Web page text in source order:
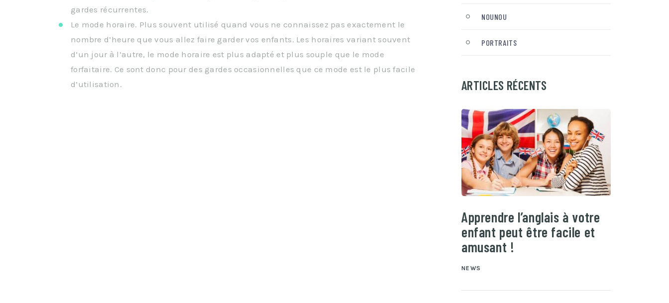
gardes récurrentes.
Le mode horaire. Plus souvent utilisé quand vous ne connaissez pas exactement le
nombre d’heure que vous allez faire garder vos enfants. Les horaires variant souvent
d’un jour à l’autre, le mode horaire est plus adapté et plus souple que le mode
forfaitaire. Ce sont donc pour des gardes occasionnelles que ce mode est le plus facile
d’utilisation.
NOUNOU
PORTRAITS
ARTICLES RÉCENTS
Apprendre l’anglais à votre
enfant peut être facile et
amusant !
NEWS